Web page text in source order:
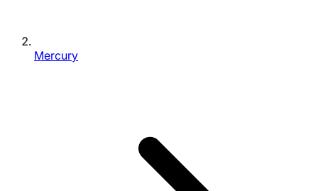
Mercury